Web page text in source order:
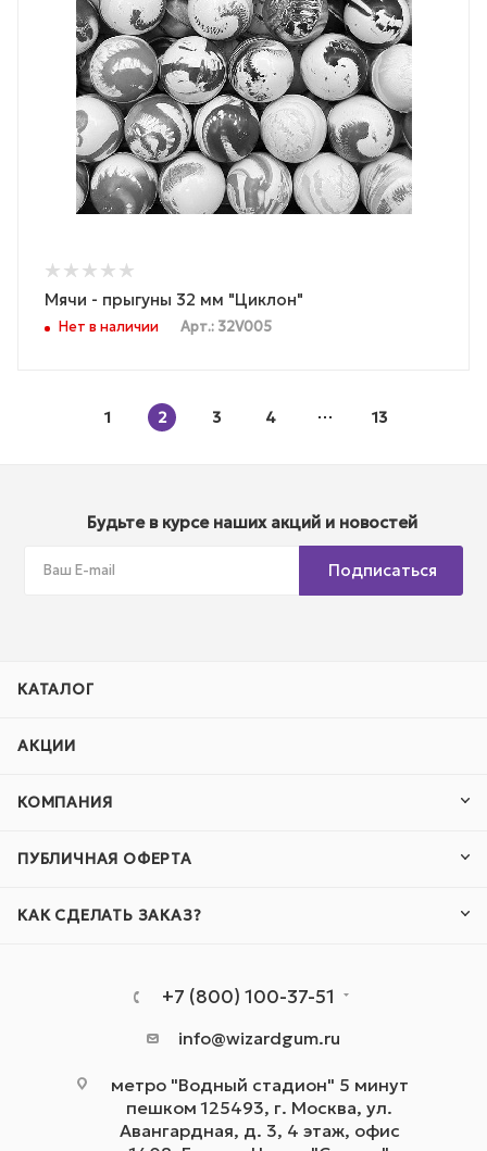
Мячи - прыгуны 32 мм "Циклон"
Нет в наличии Арт.: 32V005
1 2 3 4 13
Будьте в курсе наших акций и новостей
Подписаться
КАТАЛОГ
АКЦИИ
КОМПАНИЯ
ПУБЛИЧНАЯ ОФЕРТА
КАК СДЕЛАТЬ ЗАКАЗ?
+7 (800) 100-37-51
info@wizardgum.ru
метро "Водный стадион" 5 минут
пешком 125493, г. Москва, ул.
Авангардная, д. 3, 4 этаж, офис